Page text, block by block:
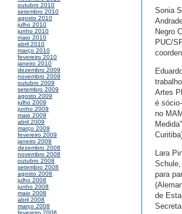
outubro 2010
setembro 2010
agosto 2010
julho 2010
junho 2010
maio 2010
abril 2010
março 2010
fevereiro 2010
janeiro 2010
dezembro 2009
novembro 2009
outubro 2009
setembro 2009
agosto 2009
julho 2009
junho 2009
maio 2009
abril 2009
março 2009
fevereiro 2009
janeiro 2009
dezembro 2008
novembro 2008
outubro 2008
setembro 2008
agosto 2008
julho 2008
junho 2008
maio 2008
abril 2008
março 2008
Sonia
Negro
PUC/
Artes
é
no
Lara
para
de